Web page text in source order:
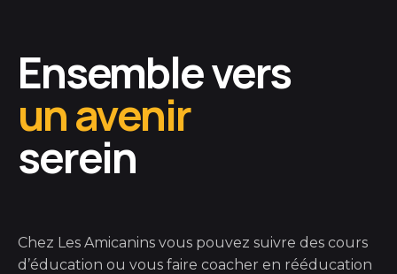
Ensemble vers
un avenir
serein
Chez Les Amicanins vous pouvez suivre des cours
d’éducation ou vous faire coacher en rééducation